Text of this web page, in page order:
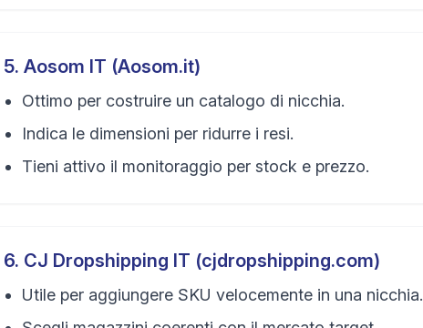
5. Aosom IT (Aosom.it)
Ottimo per costruire un catalogo di nicchia.
Indica le dimensioni per ridurre i resi.
Tieni attivo il monitoraggio per stock e prezzo.
6. CJ Dropshipping IT (cjdropshipping.com)
Utile per aggiungere SKU velocemente in una nicchia.